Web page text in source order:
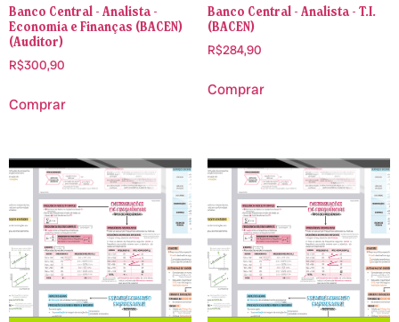
Banco Central - Analista -
Economia e Finanças (BACEN)
(Auditor)
R$300,90
Comprar
Banco Central - Analista - T.I.
(BACEN)
R$284,90
Comprar